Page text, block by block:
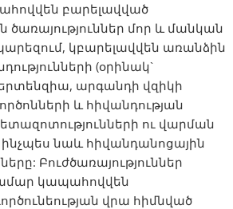
բարելավված
մոր և մանկան
կբարելավվեն առանձին
(օրինակ`
արգանդի վզիկի
և հիվանդության
ու վարման
նաև հիվանդանոցային
Բուժծառայություններ
կապահովվեն
վրա հիմնված